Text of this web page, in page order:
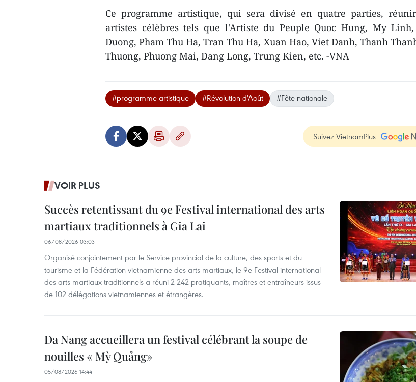
Ce programme artistique, qui sera divisé en quatre parties,
artistes célèbres tels que l'Artiste du Peuple Quoc Hung, My
Duong, Pham Thu Ha, Tran Thu Ha, Xuan Hao, Viet Danh, Thanh
Thuong, Phuong Mai, Dang Long, Trung Kien, etc. -VNA
#programme artistique #Révolution d'Août #Fête nationale
Suivez VietnamPlus
VOIR PLUS
Succès retentissant du 9e Festival international des arts
martiaux traditionnels à Gia Lai
06/08/2026 03:03
Organisé conjointement par le Service provincial de la culture, des sports et du
tourisme et la Fédération vietnamienne des arts martiaux, le 9e Festival international
des arts martiaux traditionnels a réuni 2 242 pratiquants, maîtres et entraîneurs issus
de 102 délégations vietnamiennes et étrangères.
Da Nang accueillera un festival célébrant la soupe de
nouilles « Mỳ Quảng»
05/08/2026 14:44